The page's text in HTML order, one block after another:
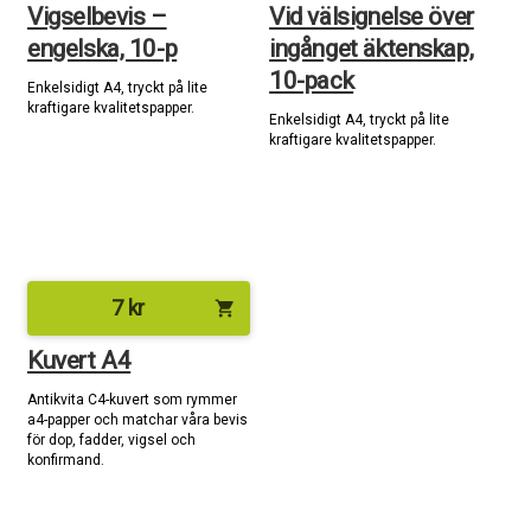
Vigselbevis –
engelska, 10-p
Enkelsidigt A4, tryckt på lite
kraftigare kvalitetspapper.
Vid välsignelse över
ingånget äktenskap,
10-pack
Enkelsidigt A4, tryckt på lite
kraftigare kvalitetspapper.
7kr shopping_cart
Kuvert A4
Antikvita C4-kuvert som rymmer
a4-papper och matchar våra bevis
för dop, fadder, vigsel och
konfirmand.